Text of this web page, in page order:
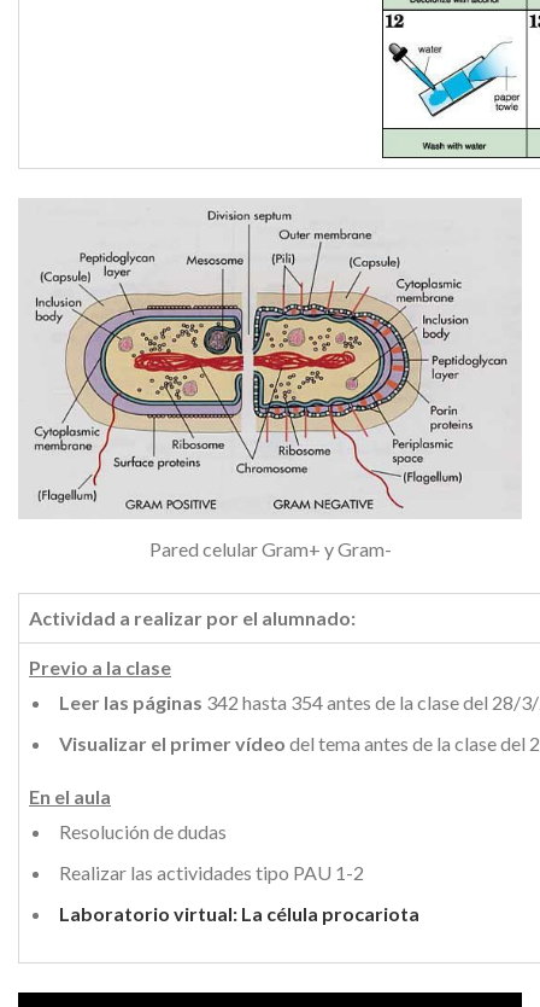
Pared celular Gram+ y Gram-
Actividad a realizar por el alumnado:
Previo a la clase
Leer las páginas 342 hasta 354 antes de la clase del 28/
Visualizar el primer vídeo del tema antes de la clase del
En el aula
Resolución de dudas
Realizar las actividades tipo PAU 1-2
Laboratorio virtual: La célula procariota